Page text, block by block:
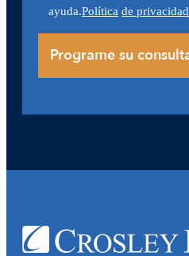
ayuda.Política de privacidad